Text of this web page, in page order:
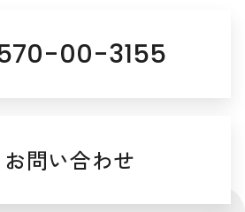
00-3155
お問い合わせ